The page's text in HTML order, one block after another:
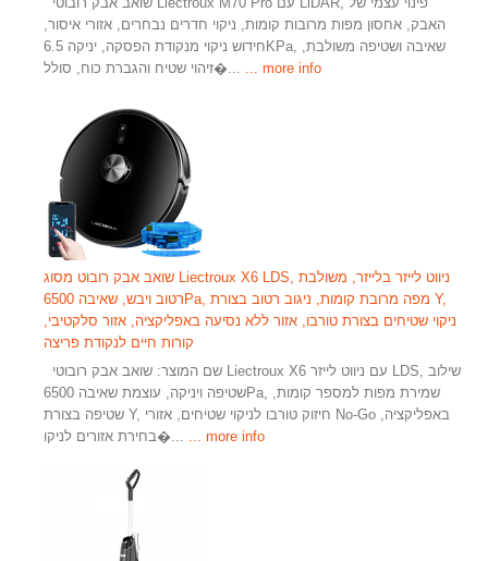
האבק, אחסון מפות מרובות קומות, ניקוי חדרים נבחרים, אזורי איסור,
חידוש ניקוי מנקודת הפסקה, יניקה 6.5KPa, שאיבה ושטיפה משולבת,
זיהוי שטיח והגברת כוח, סולל�...
... more info
שואב אבק רובוט מסוג Liectroux X6 LDS, ניווט לייזר בלייזר, משולבת
רטוב ויבש, שאיבה 6500Pa, מפה מרובת קומות, ניגוב רטוב בצורת Y,
ניקוי שטיחים בצורת טורבו, אזור ללא נסיעה באפליקציה, אזור סלקטיבי,
קורות חיים לנקודת פריצה
שטיפה ויניקה, עוצמת שאיבה 6500Pa, שמירת מפות למספר קומות,
שטיפה בצורת Y, חיזוק טורבו לניקוי שטיחים, אזורי No-Go באפליקציה,
בחירת אזורים לניקו�...
... more info